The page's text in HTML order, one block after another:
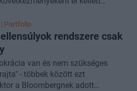
Portfolio
rendszere csak
van és nem szükséges
- többek között ezt
a Bloombergnek adott